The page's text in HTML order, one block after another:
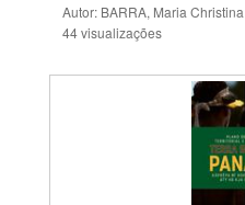
Autor: BARRA, Maria
44 visualizações